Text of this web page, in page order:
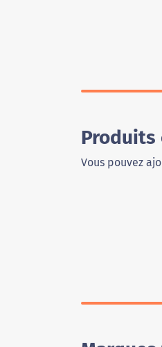
Produits
Vous pouvez